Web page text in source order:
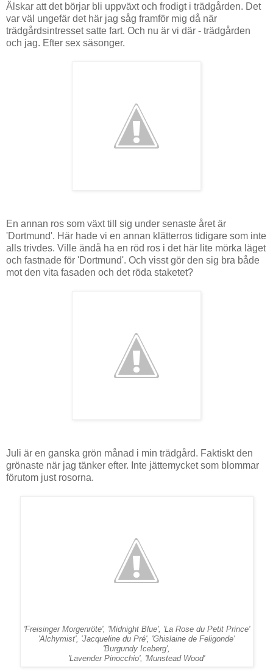
Älskar att det börjar bli uppväxt och frodigt i trädgården. Det
var väl ungefär det här jag såg framför mig då när
trädgårdsintresset satte fart. Och nu är vi där - trädgården
och jag. Efter sex säsonger.
En annan ros som växt till sig under senaste året är
'Dortmund'. Här hade vi en annan klätterros tidigare som inte
alls trivdes. Ville ändå ha en röd ros i det här lite mörka läget
och fastnade för 'Dortmund'. Och visst gör den sig bra både
mot den vita fasaden och det röda staketet?
Juli är en ganska grön månad i min trädgård. Faktiskt den
grönaste när jag tänker efter. Inte jättemycket som blommar
förutom just rosorna.
'Freisinger Morgenröte', 'Midnight Blue', 'La Rose du Petit Prince'
'Alchymist', 'Jacqueline du Pré', 'Ghislaine de Feligonde'
'Burgundy Iceberg',
'Lavender Pinocchio', 'Munstead Wood'